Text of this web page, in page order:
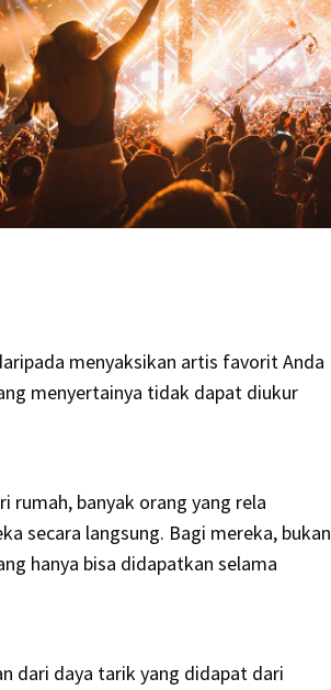
menyaksikan artis favorit Anda
menyertainya tidak dapat diukur
rumah, banyak orang yang rela
secara langsung. Bagi mereka, bukan
hanya bisa didapatkan selama
dari daya tarik yang didapat dari